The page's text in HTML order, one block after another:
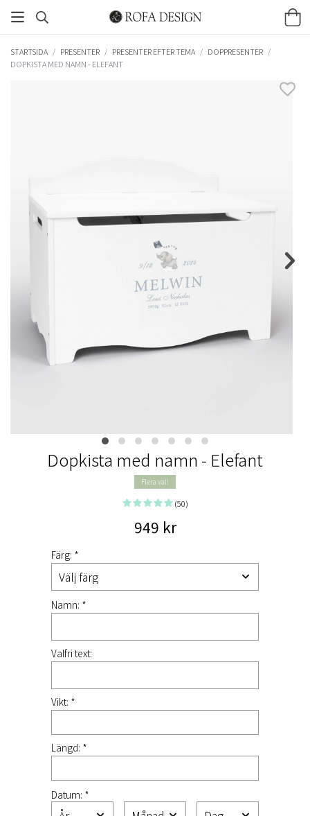
STARTSIDA / PRESENTER / PRESENTER EFTER TEMA / DOPPRESENTER /
DOPKISTA MED NAMN - ELEFANT
Dopkista med namn - Elefant
Flera val!
(50)
949 kr
Färg: *
Namn: *
Valfri text:
Vikt: *
Längd: *
Datum: *